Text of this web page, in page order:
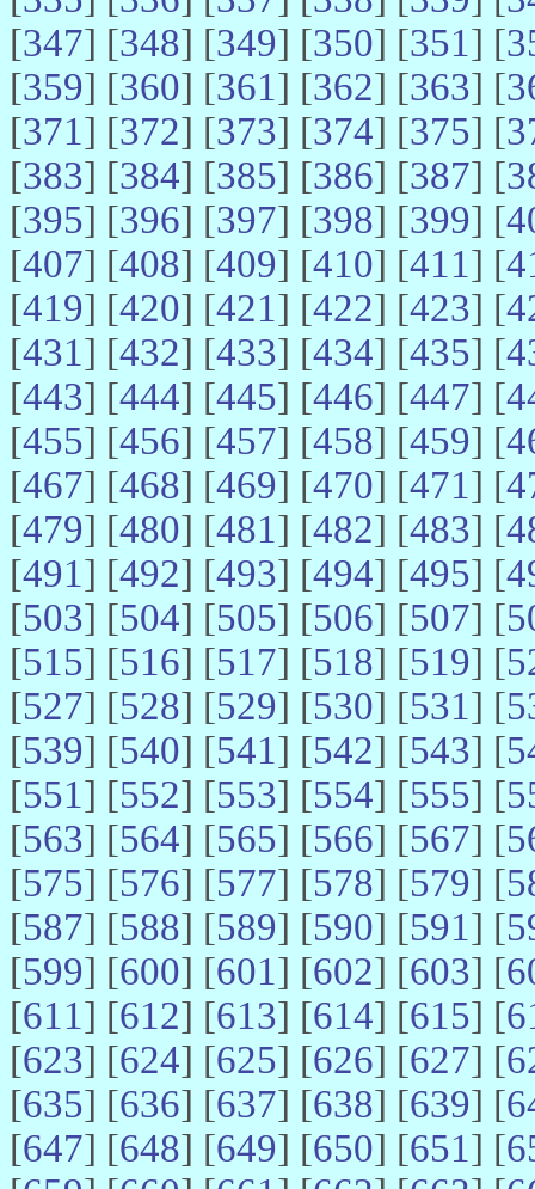
[347] [348] [349] [350] [351] [
[359] [360] [361] [362] [363] [
[371] [372] [373] [374] [375] [
[383] [384] [385] [386] [387] [
[395] [396] [397] [398] [399] [
[407] [408] [409] [410] [411] [
[419] [420] [421] [422] [423] [
[431] [432] [433] [434] [435] [
[443] [444] [445] [446] [447] [
[455] [456] [457] [458] [459] [
[467] [468] [469] [470] [471] [
[479] [480] [481] [482] [483] [
[491] [492] [493] [494] [495] [
[503] [504] [505] [506] [507] [
[515] [516] [517] [518] [519] [
[527] [528] [529] [530] [531] [
[539] [540] [541] [542] [543] [
[551] [552] [553] [554] [555] [
[563] [564] [565] [566] [567] [
[575] [576] [577] [578] [579] [
[587] [588] [589] [590] [591] [
[599] [600] [601] [602] [603] [
[611] [612] [613] [614] [615] [
[623] [624] [625] [626] [627] [
[635] [636] [637] [638] [639] [
[647] [648] [649] [650] [651] [